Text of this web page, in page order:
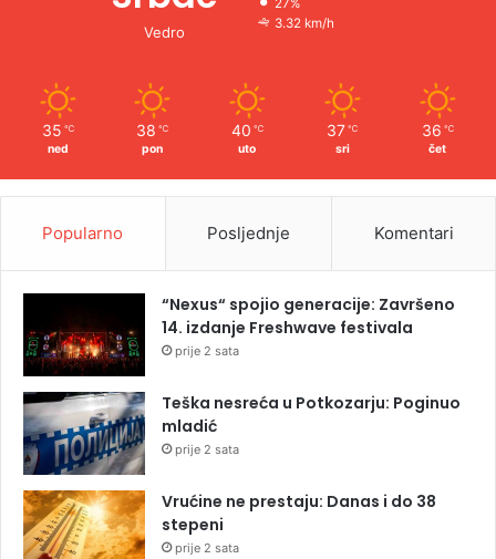
Vedro
3.32 km/h
35 ℃
ned
38 ℃
pon
40 ℃
uto
37 ℃
sri
36 ℃
čet
Popularno Posljednje Komentari
“Nexus“ spojio generacije: Završeno
14. izdanje Freshwave festivala
prije 2 sata
Teška nesreća u Potkozarju: Poginuo
mladić
prije 2 sata
Vrućine ne prestaju: Danas i do 38
stepeni
prije 2 sata